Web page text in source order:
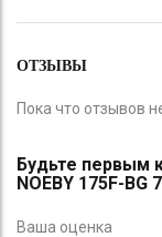
ОТЗЫВЫ
Пока что отзывов
Будьте первым
NOEBY 175F-BG
Ваша оценка